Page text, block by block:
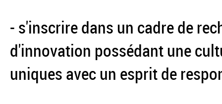
- s'inscrire dans un cadre de
d'innovation possédant une
uniques avec un esprit de